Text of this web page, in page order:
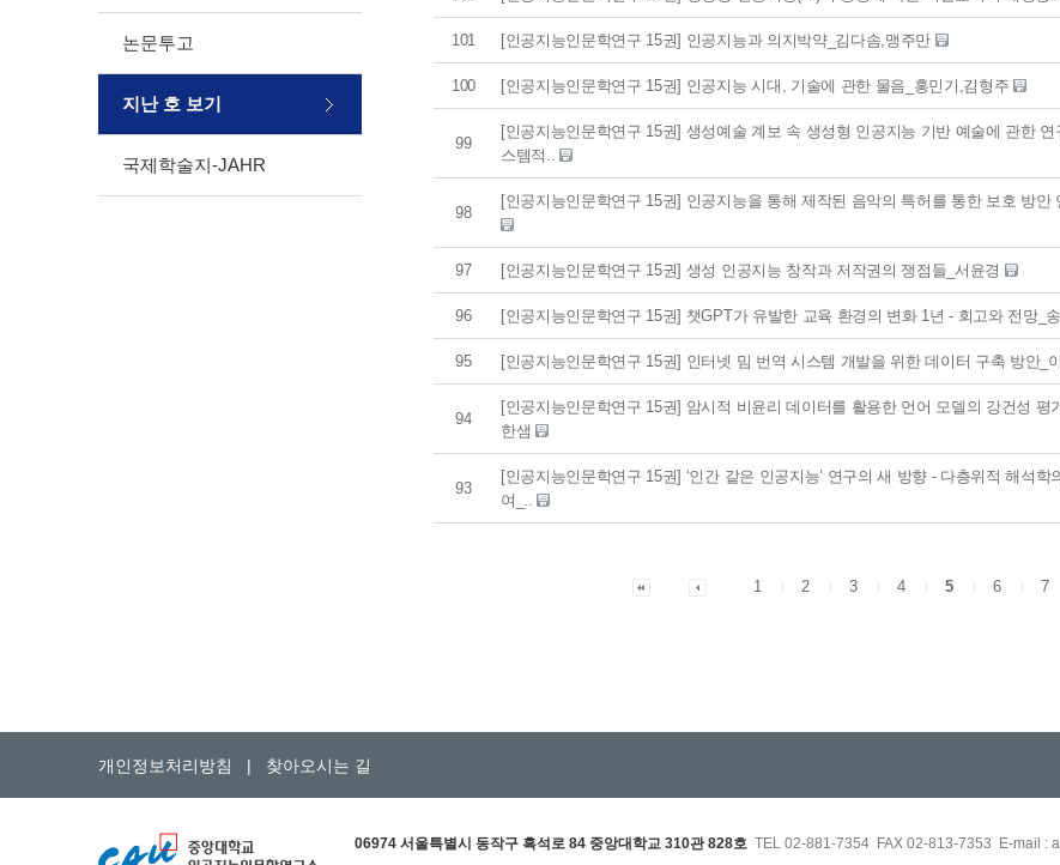
논문투고
지난 호 보기
국제학술지-JAHR
101 [인공지능인문학연구 15권] 인공지능과 의지박약_김다솜,맹주만
100 [인공지능인문학연구 15권] 인공지능 시대, 기술에 관한 물음_홍민기,김형주
99
[인공지능인문학연구 15권] 생성예술 계보 속 생성형 인공지능 기반 예술에 관한 연
스템적..
98
[인공지능인문학연구 15권] 인공지능을 통해 제작된 음악의 특허를 통한 보호 방안
97 [인공지능인문학연구 15권] 생성 인공지능 창작과 저작권의 쟁점들_서윤경
96 [인공지능인문학연구 15권] 챗GPT가 유발한 교육 환경의 변화 1년 - 회고와 전망_
95 [인공지능인문학연구 15권] 인터넷 밈 번역 시스템 개발을 위한 데이터 구축 방안_
94
[인공지능인문학연구 15권] 암시적 비윤리 데이터를 활용한 언어 모델의 강건성 평
한샘
93
[인공지능인문학연구 15권] ‘인간 같은 인공지능’ 연구의 새 방향 - 다층위적 해석학
여_..
1 2 3 4 5 6 7
개인정보처리방침 | 찾아오시는 길
06974 서울특별시 동작구 흑석로 84 중앙대학교 310관 828호 TEL 02-881-7354 FAX 02-813-7353 E-mail :